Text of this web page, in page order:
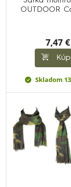
OUTDOOR
7,47 €
Skladom